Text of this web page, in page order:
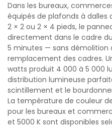
Dans les bureaux,
équipés de plafonds à
2 × 2 ou 2 × 4 pieds, le
directement dans le cadre
5 minutes — sans démolition
remplacement des cadres.
watts produit 4 000 à 5 000
distribution lumineuse
scintillement et le
La température de couleur
pour les bureaux et
et 5000 K sont disponibles